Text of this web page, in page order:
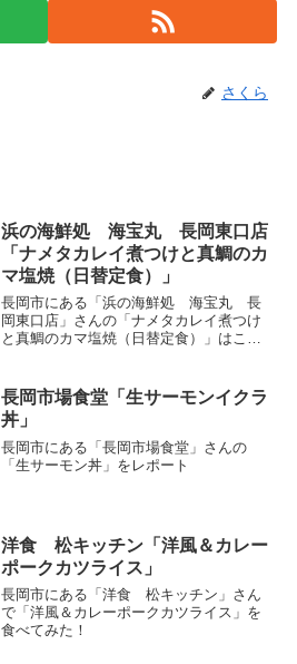
さくら
浜の海鮮処 海宝丸 長岡東口店
「ナメタカレイ煮つけと真鯛のカ
マ塩焼（日替定食）」
長岡市にある「浜の海鮮処 海宝丸 長
岡東口店」さんの「ナメタカレイ煮つけ
と真鯛のカマ塩焼（日替定食）」はこの
長岡市場食堂「生サーモンイクラ
丼」
長岡市にある「長岡市場食堂」さんの
「生サーモン丼」をレポート
洋食 松キッチン「洋風＆カレー
ポークカツライス」
長岡市にある「洋食 松キッチン」さん
で「洋風＆カレーポークカツライス」を
食べてみた！